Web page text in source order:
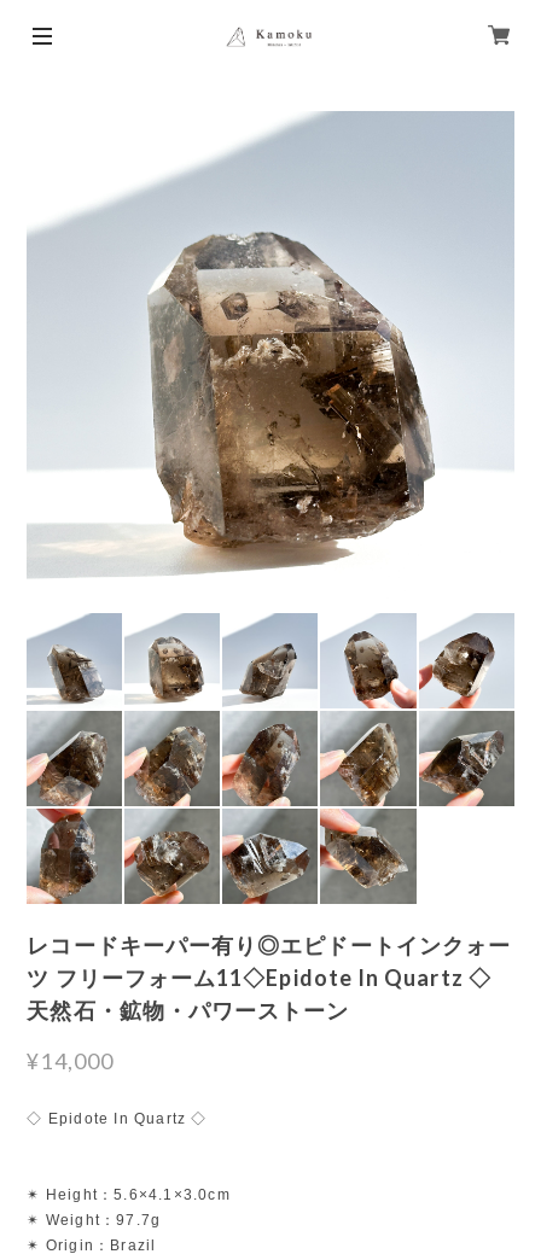
レコードキーパー有り◎エピドートインクォー
ツ フリーフォーム11◇Epidote In Quartz ◇
天然石・鉱物・パワーストーン
¥14,000
◇ Epidote In Quartz ◇
✴︎ Height：5.6×4.1×3.0cm
✴︎ Weight：97.7g
✴︎ Origin：Brazil